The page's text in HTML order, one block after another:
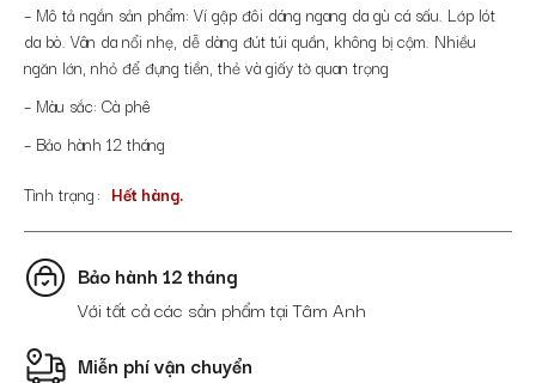
– Mô tả ngắn sản phẩm: Ví gập đôi dáng ngang da gù cá sấu. Lớp lót
da bò. Vân da nổi nhẹ, dễ dàng đút túi quần, không bị cộm. Nhiều
ngăn lớn, nhỏ để đựng tiền, thẻ và giấy tờ quan trọng
– Màu sắc: Cà phê
– Bảo hành 12 tháng
Tình trạng
Hết hàng.
Bảo hành 12 tháng
Với tất cả các sản phẩm tại Tâm Anh
Miễn phí vận chuyển